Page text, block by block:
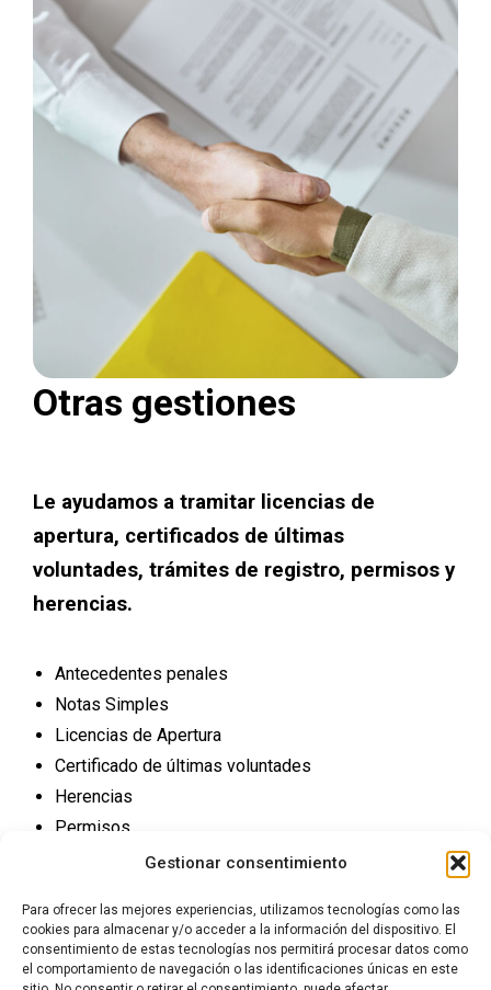
Gestionar consentimiento
Para ofrecer las mejores experiencias, utilizamos tecnologías como las
cookies para almacenar y/o acceder a la información del dispositivo. El
consentimiento de estas tecnologías nos permitirá procesar datos como
el comportamiento de navegación o las identificaciones únicas en este
Otras gestiones
Le ayudamos a tramitar licencias de
apertura, certificados de últimas
voluntades, trámites de registro, permisos y
herencias.
Antecedentes penales
Notas Simples
Licencias de Apertura
Certificado de últimas voluntades
Herencias
Permisos
Trámites Registro